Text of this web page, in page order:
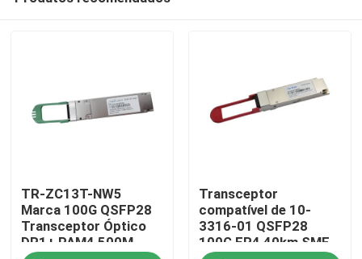
Casa
TR-ZC13T-NW5
Marca 100G QSFP28
Transceptor Óptico
DR1+ PAM4 500M
Transceptor
compatível de 10-
3316-01 QSFP28
100G ER4 40km SMF